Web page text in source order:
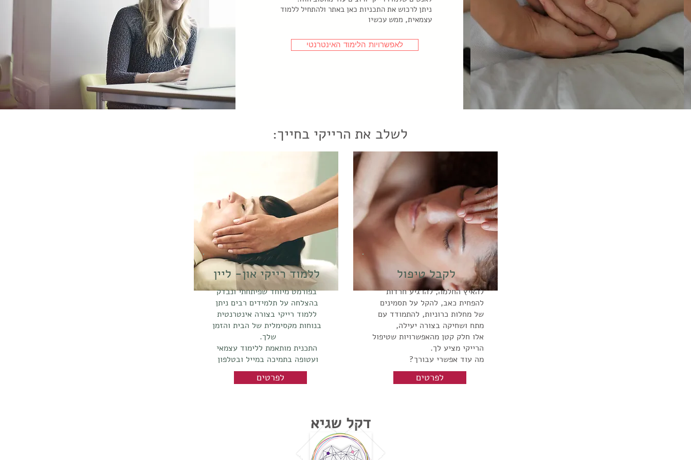
ניתן לרכוש את התכניות כאן באתר ולהתחיל ללמוד
עצמאית, ממש עכשיו
לאפשרויות הלימוד האינטרנטי
לקבל טיפול
להאיץ החלמה, להרגיע חרדות
להפחית כאב, להקל על תסמינים
של מחלות כרוניות, להתמודד עם
מתח ושחיקה בצורה יעילה,
אלו חלק קטן מהאפשרויות שטיפול
הרייקי מציע לך.
מה עוד אפשרי עבורך?
לפרטים
ללמוד רייקי און- ליין
בפורמט מיוחד שפיתחתי ונבדק
בהצלחה על תלמידים רבים ניתן
ללמוד רייקי בצורה אינטרנטית
בנוחות מקסימלית של הבית והזמן
שלך.
התכנית מותאמת ללימוד עצמאי
ועטופה בתמיכה במייל ובטלפון
לפרטים
לשלב את הרייקי בחייך:
דקל שגיא